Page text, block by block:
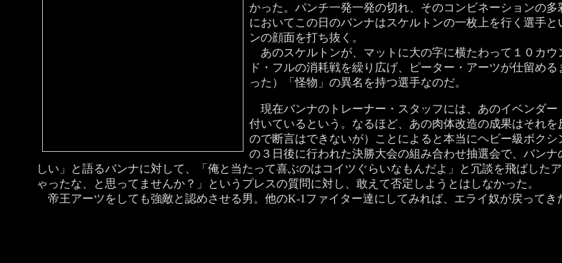
かった。パンチ一発一発の切れ、そのコンビネーションの
においてこの日のバンナはスケルトンの一枚上を行く選手
ンの顔面を打ち抜く。
あのスケルトンが、マットに大の字に横たわって１０カ
ド・フルの消耗戦を繰り広げ、ピーター・アーツが仕留め
った）「怪物」の異名を持つ選手なのだ。
現在バンナのトレーナー・スタッフには、あのイベンダ
付いているという。なるほど、あの肉体改造の成果はそれ
ので断言はできないが）ことによると本当にヘビー級ボク
の３日後に行われた決勝大会の組み合わせ抽選会で、バン
しい」と語るバンナに対して、「俺と当たって喜ぶのはコイツぐらいなもんだよ」と冗談を飛ばした
ゃったな、と思ってませんか？」というプレスの質問に対し、敢えて否定しようとはしなかった。
帝王アーツをしても強敵と認めさせる男。他のK-1ファイター達にしてみれば、エライ奴が戻ってき